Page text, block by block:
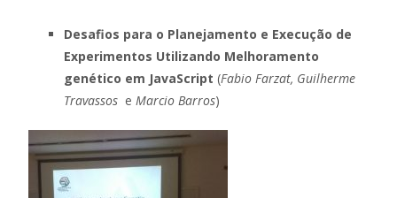
Desafios para o Planejamento e Execução de
Experimentos Utilizando Melhoramento
genético em JavaScript (Fabio Farzat, Guilherme
Travassos e Marcio Barros)